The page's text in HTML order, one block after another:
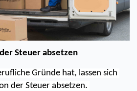
Steuer absetzen
Gründe hat, lassen sich
der Steuer absetzen.